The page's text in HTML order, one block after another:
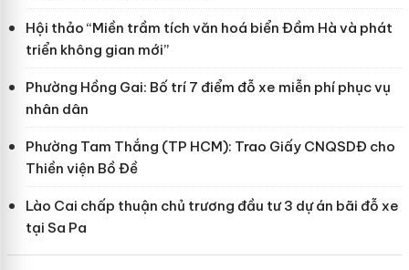
Hội thảo “Miền trầm tích văn hoá biển Đầm Hà và phát
triển không gian mới”
Phường Hồng Gai: Bố trí 7 điểm đỗ xe miễn phí phục vụ
nhân dân
Phường Tam Thắng (TP HCM): Trao Giấy CNQSDĐ cho
Thiền viện Bồ Đề
Lào Cai chấp thuận chủ trương đầu tư 3 dự án bãi đỗ xe
tại Sa Pa